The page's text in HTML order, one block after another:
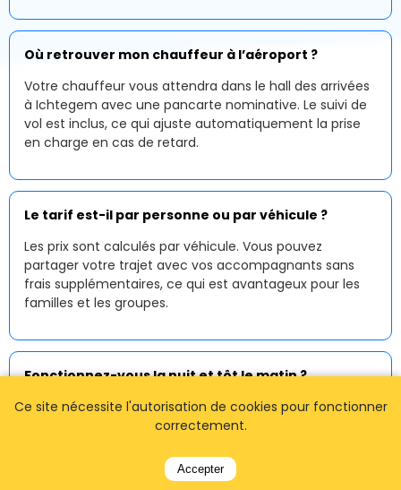
Où retrouver mon chauffeur à l’aéroport ?
Votre chauffeur vous attendra dans le hall des arrivées
à Ichtegem avec une pancarte nominative. Le suivi de
vol est inclus, ce qui ajuste automatiquement la prise
en charge en cas de retard.
Le tarif est-il par personne ou par véhicule ?
Les prix sont calculés par véhicule. Vous pouvez
partager votre trajet avec vos accompagnants sans
frais supplémentaires, ce qui est avantageux pour les
familles et les groupes.
Fonctionnez-vous la nuit et tôt le matin ?
Oui, notreservice de taxi à Ichtegemest disponible
24h/24 et 7j/7. Les arrivées tardives et les départs
Ce site nécessite l'autorisation de cookies pour fonctionner
correctement.
Accepter